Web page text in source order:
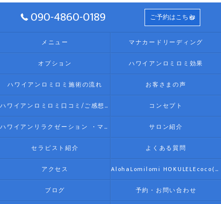
090-4860-0189 ご予約はこちら
メニュー マナカードリーディング
オプション ハワイアンロミロミ効果
ハワイアンロミロミ施術の流れ お客さまの声
ハワイアンロミロミ口コミ/ご感想(伊勢リラク/リラクゼーション) コンセプト
ハワイアンリラクゼーション ・マッサージ AlohaLomilomi HOKULELEcoco(アロハロミロミ ホクレレココ)☆彡について サロン紹介
セラピスト紹介 よくある質問
アクセス AlohaLomilomi HOKULELEcoco(アロハロミロミ ホクレレココ)☆彡
ブログ 予約・お問い合わせ